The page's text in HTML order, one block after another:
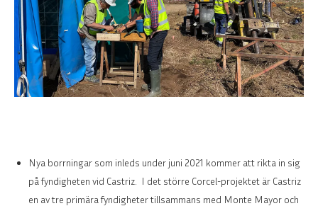
Nya borrningar som inleds under juni 2021 kommer att rikta in sig
på fyndigheten vid Castriz. I det större Corcel-projektet är Castriz
en av tre primära fyndigheter tillsammans med Monte Mayor och